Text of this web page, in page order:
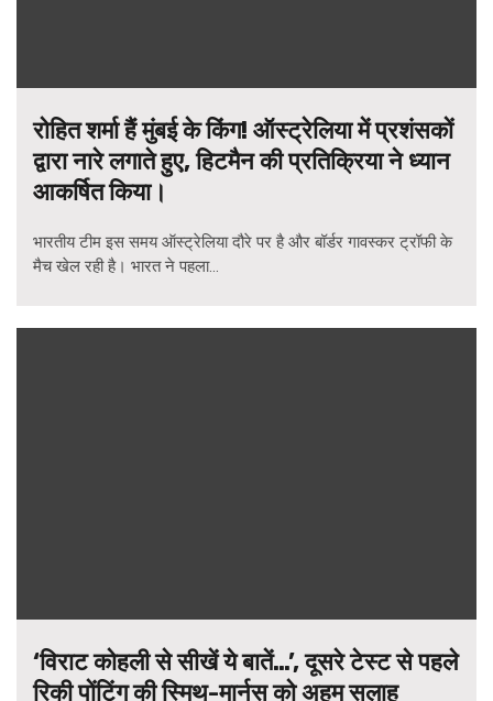
रोहित शर्मा हैं मुंबई के किंग! ऑस्ट्रेलिया में प्रशंसकों
द्वारा नारे लगाते हुए, हिटमैन की प्रतिक्रिया ने ध्यान
आकर्षित किया।
भारतीय टीम इस समय ऑस्ट्रेलिया दौरे पर है और बॉर्डर गावस्कर ट्रॉफी के
मैच खेल रही है। भारत ने पहला...
‘विराट कोहली से सीखें ये बातें…’, दूसरे टेस्ट से पहले
रिकी पोंटिंग की स्मिथ-मार्नस को अहम सलाह